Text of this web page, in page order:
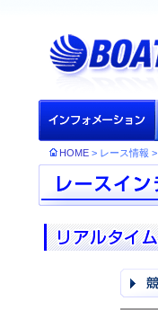
HOME > レース情報 >